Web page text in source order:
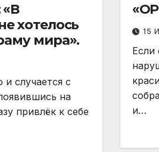
хотелось
мира».
случается с
на
привлёк к себе
15
Если
и…